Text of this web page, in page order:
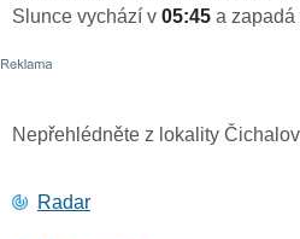
Slunce vychází v 05:45 a zapadá
Nepřehlédněte z lokality
Radar